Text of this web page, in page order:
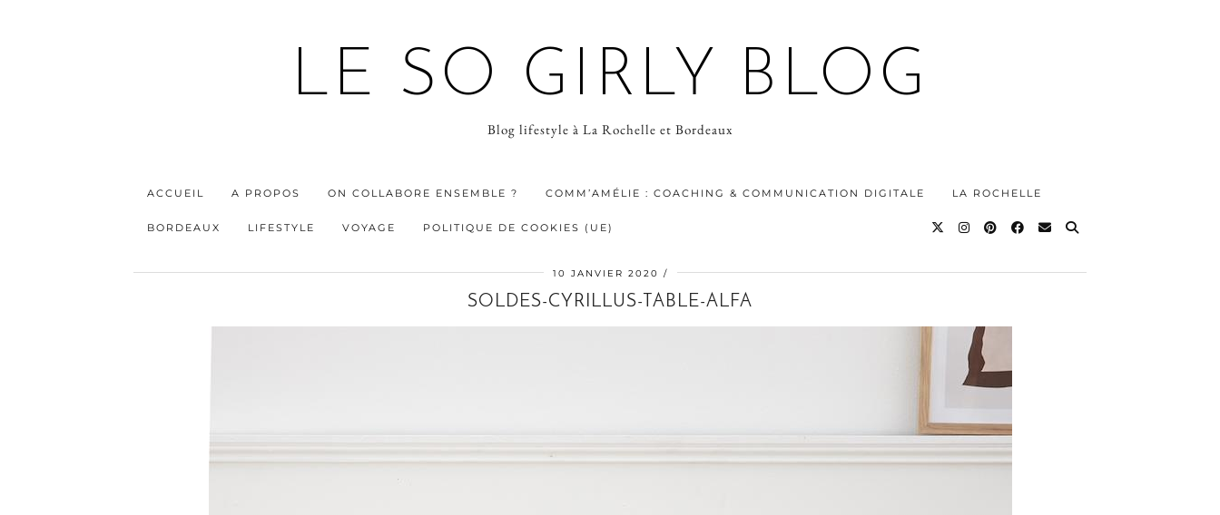
LE SO GIRLY BLOG
Blog lifestyle à La Rochelle et Bordeaux
ACCUEIL A PROPOS ON COLLABORE ENSEMBLE ? COMM’AMÉLIE : COACHING & COMMUNICATION DIGITALE LA ROCHELLE
BORDEAUX LIFESTYLE VOYAGE POLITIQUE DE COOKIES (UE)
10 JANVIER 2020
SOLDES-CYRILLUS-TABLE-ALFA